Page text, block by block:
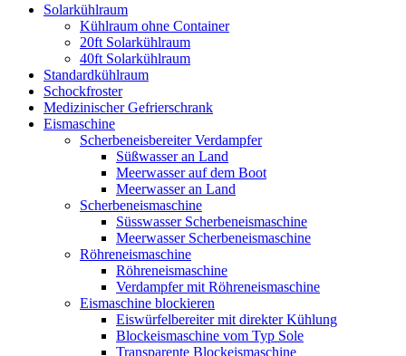
Solarkühlraum
Kühlraum ohne Container
20ft Solarkühlraum
40ft Solarkühlraum
Standardkühlraum
Schockfroster
Medizinischer Gefrierschrank
Eismaschine
Scherbeneisbereiter Verdampfer
Süßwasser an Land
Meerwasser auf dem Boot
Meerwasser an Land
Scherbeneismaschine
Süsswasser Scherbeneismaschine
Meerwasser Scherbeneismaschine
Röhreneismaschine
Röhreneismaschine
Verdampfer mit Röhreneismaschine
Eismaschine blockieren
Eiswürfelbereiter mit direkter Kühlung
Blockeismaschine vom Typ Sole
Transparente Blockeismaschine